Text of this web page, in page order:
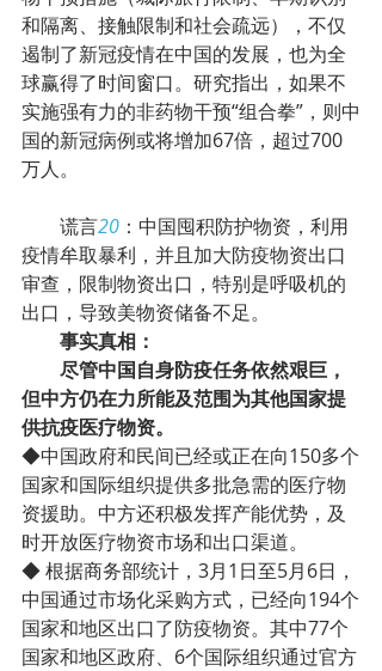
和隔离、接触限制和社会疏远），不仅
遏制了新冠疫情在中国的发展，也为全
球赢得了时间窗口。研究指出，如果不
实施强有力的非药物干预“组合拳”，则中
国的新冠病例或将增加67倍，超过700
万人。
        谎言
20 ：中国囤积防护物资，利用
疫情牟取暴利，并且加大防疫物资出口
审查，限制物资出口，特别是呼吸机的
出口，导致美物资储备不足。
事实真相：
尽管中国自身防疫任务依然艰巨，
但中方仍在力所能及范围为其他国家提
供抗疫医疗物资。
◆中国政府和民间已经或正在向150多个
国家和国际组织提供多批急需的医疗物
资援助。中方还积极发挥产能优势，及
时开放医疗物资市场和出口渠道。
◆ 根据商务部统计，3月1日至5月6日，
中国通过市场化采购方式，已经向194个
国家和地区出口了防疫物资。其中77个
国家和地区政府、6个国际组织通过官方